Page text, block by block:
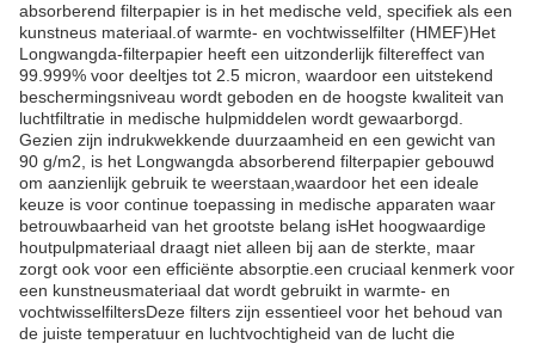
absorberend filterpapier is in het medische veld, specifiek als een
kunstneus materiaal.of warmte- en vochtwisselfilter (HMEF)Het
Longwangda-filterpapier heeft een uitzonderlijk filtereffect van
99.999% voor deeltjes tot 2.5 micron, waardoor een uitstekend
beschermingsniveau wordt geboden en de hoogste kwaliteit van
luchtfiltratie in medische hulpmiddelen wordt gewaarborgd.
Gezien zijn indrukwekkende duurzaamheid en een gewicht van
90 g/m2, is het Longwangda absorberend filterpapier gebouwd
om aanzienlijk gebruik te weerstaan,waardoor het een ideale
keuze is voor continue toepassing in medische apparaten waar
betrouwbaarheid van het grootste belang isHet hoogwaardige
houtpulpmateriaal draagt niet alleen bij aan de sterkte, maar
zorgt ook voor een efficiënte absorptie.een cruciaal kenmerk voor
een kunstneusmateriaal dat wordt gebruikt in warmte- en
vochtwisselfiltersDeze filters zijn essentieel voor het behoud van
de juiste temperatuur en luchtvochtigheid van de lucht die